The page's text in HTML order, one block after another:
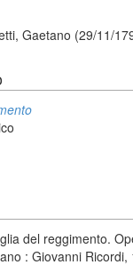
Gaetano (29/11/
del reggimento.
: Giovanni Ricordi,